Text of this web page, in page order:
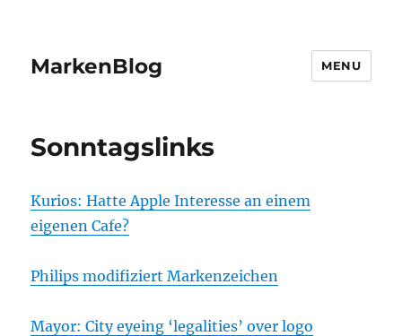
MarkenBlog MENU
Sonntagslinks
Kurios: Hatte Apple Interesse an einem
eigenen Cafe?
Philips modifiziert Markenzeichen
Mayor: City eyeing ‘legalities’ over logo